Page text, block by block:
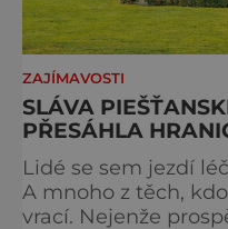
ZAJÍMAVOSTI
SLÁVA
PŘESÁHLA
Lidé se sem jezdí
A mnoho z těch,
vrací. Nejenže